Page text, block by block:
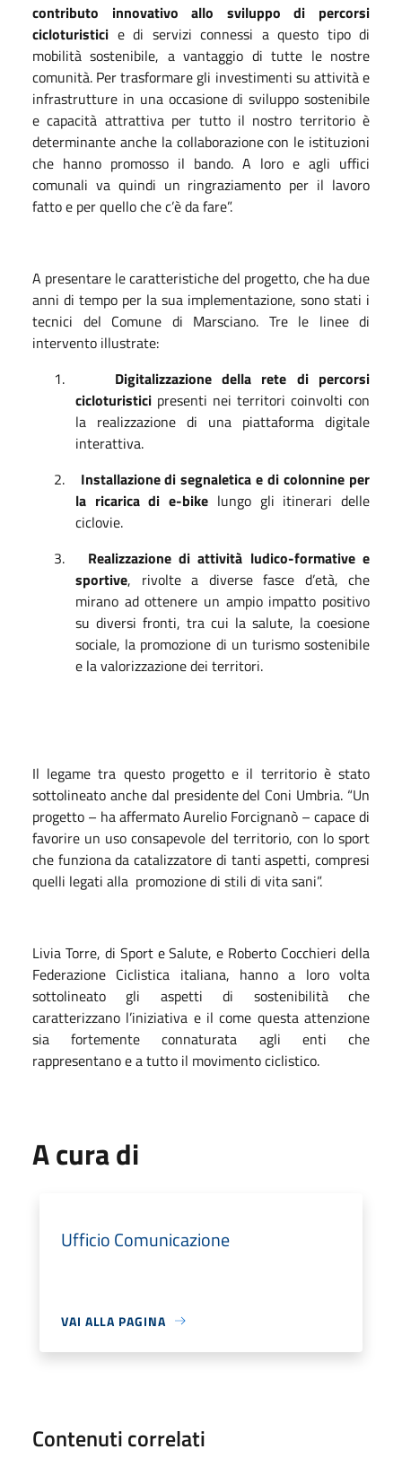
contributo innovativo allo sviluppo di percorsi
cicloturistici e di servizi connessi a questo tipo di
mobilità sostenibile, a vantaggio di tutte le nostre
comunità. Per trasformare gli investimenti su attività e
infrastrutture in una occasione di sviluppo sostenibile
e capacità attrattiva per tutto il nostro territorio è
determinante anche la collaborazione con le istituzioni
che hanno promosso il bando. A loro e agli uffici
comunali va quindi un ringraziamento per il lavoro
fatto e per quello che c’è da fare”.
A presentare le caratteristiche del progetto, che ha due
anni di tempo per la sua implementazione, sono stati i
tecnici del Comune di Marsciano. Tre le linee di
intervento illustrate:
1.
Digitalizzazione della rete di percorsi
cicloturistici presenti nei territori coinvolti con
la realizzazione di una piattaforma digitale
interattiva.
2.
Installazione di segnaletica e di colonnine per
la ricarica di e-bike lungo gli itinerari delle
ciclovie.
3.
Realizzazione di attività ludico-formative e
sportive, rivolte a diverse fasce d’età, che
mirano ad ottenere un ampio impatto positivo
su diversi fronti, tra cui la salute, la coesione
sociale, la promozione di un turismo sostenibile
e la valorizzazione dei territori.
Il legame tra questo progetto e il territorio è stato
sottolineato anche dal presidente del Coni Umbria. “Un
progetto – ha affermato Aurelio Forcignanò – capace di
favorire un uso consapevole del territorio, con lo sport
che funziona da catalizzatore di tanti aspetti, compresi
quelli legati alla promozione di stili di vita sani”.
Livia Torre, di Sport e Salute, e Roberto Cocchieri della
Federazione Ciclistica italiana, hanno a loro volta
sottolineato gli aspetti di sostenibilità che
caratterizzano l’iniziativa e il come questa attenzione
sia fortemente connaturata agli enti che
rappresentano e a tutto il movimento ciclistico.
A cura di
Ufficio Comunicazione
VAI ALLA PAGINA
Contenuti correlati